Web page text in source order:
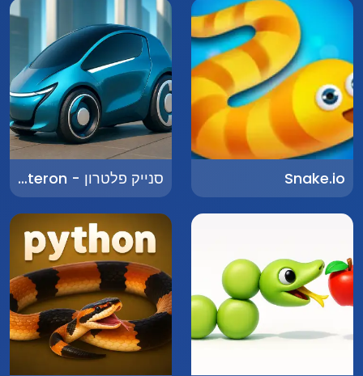
Snake.io סנייק פלטרון - Snake Plateron